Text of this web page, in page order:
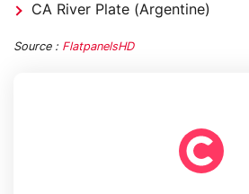
CA River Plate (Argentine)
Source : FlatpanelsHD